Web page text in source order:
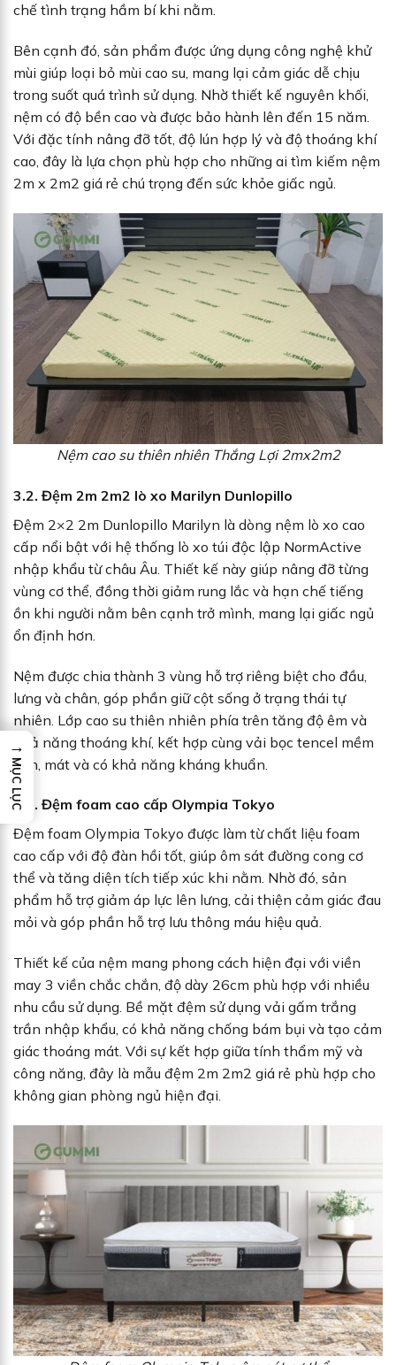
chế tình trạng hầm bí khi nằm.
Bên cạnh đó, sản phẩm được ứng dụng công nghệ khử
mùi giúp loại bỏ mùi cao su, mang lại cảm giác dễ chịu
trong suốt quá trình sử dụng. Nhờ thiết kế nguyên khối,
nệm có độ bền cao và được bảo hành lên đến 15 năm.
Với đặc tính nâng đỡ tốt, độ lún hợp lý và độ thoáng khí
cao, đây là lựa chọn phù hợp cho những ai tìm kiếm nệm
2m x 2m2 giá rẻ chú trọng đến sức khỏe giấc ngủ.
Nệm cao su thiên nhiên Thắng Lợi 2mx2m2
3.2. Đệm 2m 2m2 lò xo Marilyn Dunlopillo
Đệm 2×2 2m Dunlopillo Marilyn là dòng nệm lò xo cao
cấp nổi bật với hệ thống lò xo túi độc lập NormActive
nhập khẩu từ châu Âu. Thiết kế này giúp nâng đỡ từng
vùng cơ thể, đồng thời giảm rung lắc và hạn chế tiếng
ồn khi người nằm bên cạnh trở mình, mang lại giấc ngủ
ổn định hơn.
Nệm được chia thành 3 vùng hỗ trợ riêng biệt cho đầu,
lưng và chân, góp phần giữ cột sống ở trạng thái tự
nhiên. Lớp cao su thiên nhiên phía trên tăng độ êm và
khả năng thoáng khí, kết hợp cùng vải bọc tencel mềm
mịn, mát và có khả năng kháng khuẩn.
3.3. Đệm foam cao cấp Olympia Tokyo
Đệm foam Olympia Tokyo được làm từ chất liệu foam
cao cấp với độ đàn hồi tốt, giúp ôm sát đường cong cơ
thể và tăng diện tích tiếp xúc khi nằm. Nhờ đó, sản
phẩm hỗ trợ giảm áp lực lên lưng, cải thiện cảm giác đau
mỏi và góp phần hỗ trợ lưu thông máu hiệu quả.
Thiết kế của nệm mang phong cách hiện đại với viền
may 3 viền chắc chắn, độ dày 26cm phù hợp với nhiều
nhu cầu sử dụng. Bề mặt đệm sử dụng vải gấm trắng
trần nhập khẩu, có khả năng chống bám bụi và tạo cảm
giác thoáng mát. Với sự kết hợp giữa tính thẩm mỹ và
công năng, đây là mẫu đệm 2m 2m2 giá rẻ phù hợp cho
không gian phòng ngủ hiện đại.
→
MỤC LỤC